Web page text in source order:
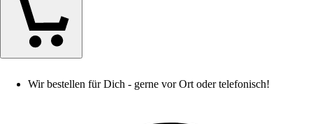
Wir bestellen für Dich - gerne vor Ort oder telefonisch!